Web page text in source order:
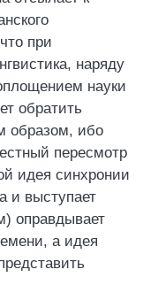
при
наряду
науки
обратить
образом, ибо
пересмотр
идея синхронии
и выступает
оправдывает
а идея